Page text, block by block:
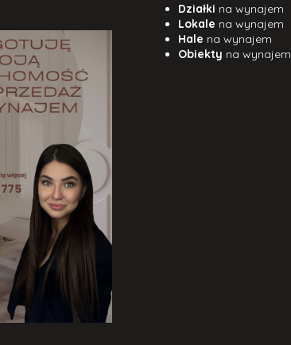
Działki na wynajem
Lokale na wynajem
Hale na wynajem
Obiekty na wynajem